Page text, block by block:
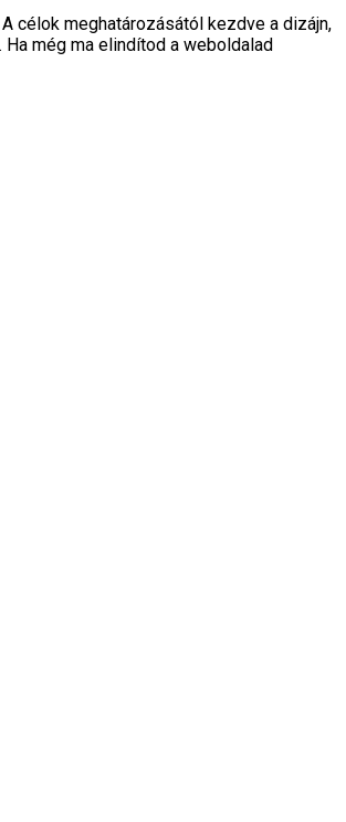
célok meghatározásától kezdve a dizájn,
még ma elindítod a weboldalad